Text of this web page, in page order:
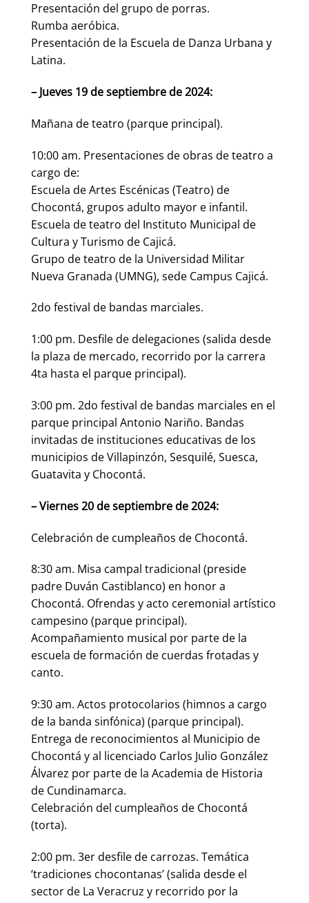
Presentación del grupo de porras.
Rumba aeróbica.
Presentación de la Escuela de Danza Urbana y
Latina.
– Jueves 19 de septiembre de 2024:
Mañana de teatro (parque principal).
10:00 am. Presentaciones de obras de teatro a
cargo de:
Escuela de Artes Escénicas (Teatro) de
Chocontá, grupos adulto mayor e infantil.
Escuela de teatro del Instituto Municipal de
Cultura y Turismo de Cajicá.
Grupo de teatro de la Universidad Militar
Nueva Granada (UMNG), sede Campus Cajicá.
2do festival de bandas marciales.
1:00 pm. Desfile de delegaciones (salida desde
la plaza de mercado, recorrido por la carrera
4ta hasta el parque principal).
3:00 pm. 2do festival de bandas marciales en el
parque principal Antonio Nariño. Bandas
invitadas de instituciones educativas de los
municipios de Villapinzón, Sesquilé, Suesca,
Guatavita y Chocontá.
– Viernes 20 de septiembre de 2024:
Celebración de cumpleaños de Chocontá.
8:30 am. Misa campal tradicional (preside
padre Duván Castiblanco) en honor a
Chocontá. Ofrendas y acto ceremonial artístico
campesino (parque principal).
Acompañamiento musical por parte de la
escuela de formación de cuerdas frotadas y
canto.
9:30 am. Actos protocolarios (himnos a cargo
de la banda sinfónica) (parque principal).
Entrega de reconocimientos al Municipio de
Chocontá y al licenciado Carlos Julio González
Álvarez por parte de la Academia de Historia
de Cundinamarca.
Celebración del cumpleaños de Chocontá
(torta).
2:00 pm. 3er desfile de carrozas. Temática
‘tradiciones chocontanas’ (salida desde el
sector de La Veracruz y recorrido por la